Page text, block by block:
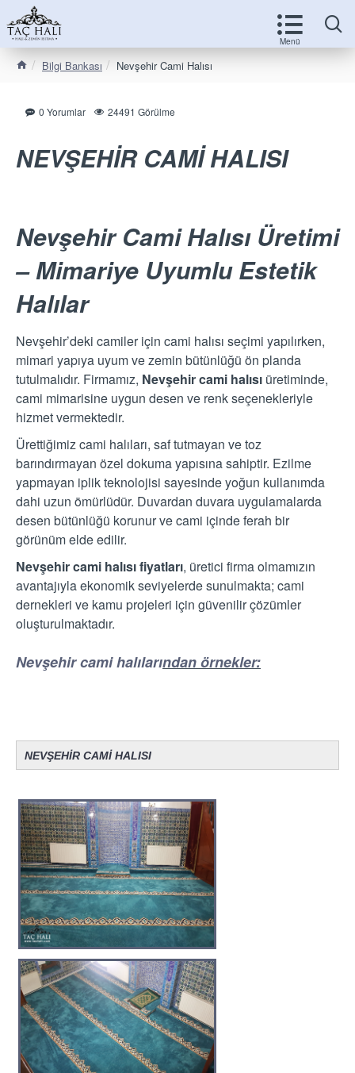
Bilgi Bankası Nevşehir Cami Halısı
0 Yorumlar 24491 Görülme
NEVŞEHİR CAMİ HALISI
Nevşehir Cami Halısı Üretimi
– Mimariye Uyumlu Estetik
Halılar
Nevşehir’deki camiler için cami halısı seçimi yapılırken,
mimari yapıya uyum ve zemin bütünlüğü ön planda
tutulmalıdır. Firmamız, Nevşehir cami halısı üretiminde,
cami mimarisine uygun desen ve renk seçenekleriyle
hizmet vermektedir.
Ürettiğimiz cami halıları, saf tutmayan ve toz
barındırmayan özel dokuma yapısına sahiptir. Ezilme
yapmayan iplik teknolojisi sayesinde yoğun kullanımda
dahi uzun ömürlüdür. Duvardan duvara uygulamalarda
desen bütünlüğü korunur ve cami içinde ferah bir
görünüm elde edilir.
Nevşehir cami halısı fiyatları, üretici firma olmamızın
avantajıyla ekonomik seviyelerde sunulmakta; cami
dernekleri ve kamu projeleri için güvenilir çözümler
oluşturulmaktadır.
Nevşehir cami halılarından örnekler:
NEVŞEHİR CAMİ HALISI